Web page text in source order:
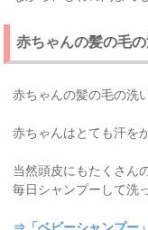
赤ちゃんの髪の毛
赤ちゃんの髪の毛の洗
赤ちゃんはとても汗を
当然頭皮にもたくさん
毎日シャンプーして洗
⇒「ベビーシャンプー